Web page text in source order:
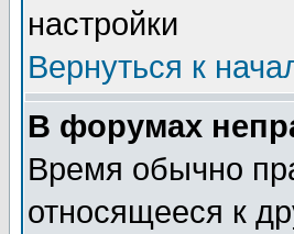
настройки
Вернуться к
В форумах
Время обычно
относящееся к